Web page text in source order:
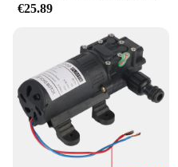
€25.89